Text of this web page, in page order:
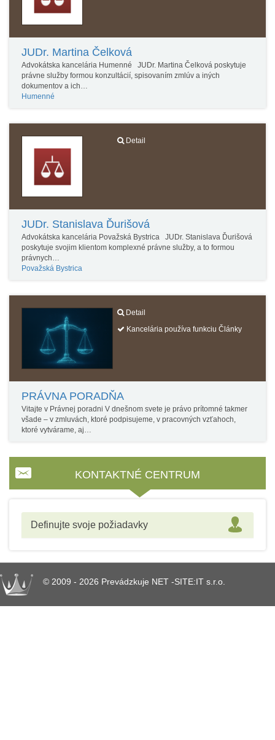
JUDr. Martina Čelková
Advokátska kancelária Humenné JUDr. Martina Čelková poskytuje
právne služby formou konzultácií, spisovaním zmlúv a iných
dokumentov a ich…
Humenné
Detail
JUDr. Stanislava Ďurišová
Advokátska kancelária Považská Bystrica JUDr. Stanislava Ďurišová
poskytuje svojim klientom komplexné právne služby, a to formou
právnych…
Považská Bystrica
Detail
Kancelária používa funkciu Články
PRÁVNA PORADŇA
Vitajte v Právnej poradni V dnešnom svete je právo prítomné takmer
všade – v zmluvách, ktoré podpisujeme, v pracovných vzťahoch,
ktoré vytvárame, aj…
KONTAKTNÉ CENTRUM
Definujte svoje požiadavky
© 2009 - 2026 Prevádzkuje NET -SITE:IT s.r.o.